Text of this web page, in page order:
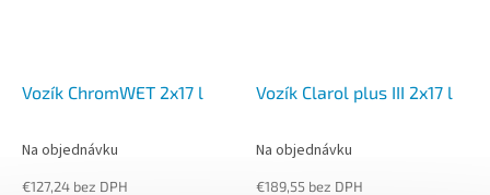
Vozík ChromWET 2x17 l
Na objednávku
€127,24 bez DPH
Vozík Clarol plus III 2x17 l
Na objednávku
€189,55 bez DPH